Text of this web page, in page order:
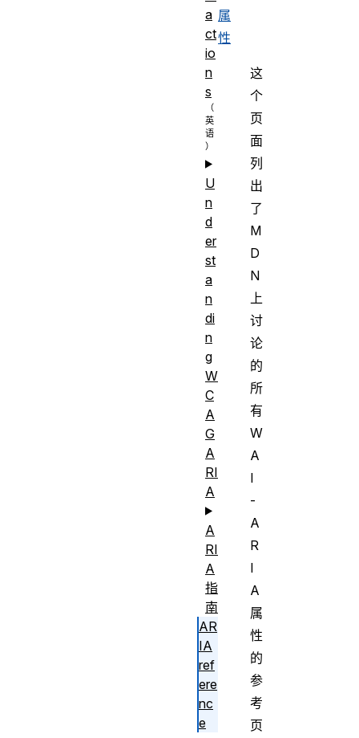
属
性
这
个
页
面
列
出
了
M
D
N
上
讨
论
的
所
有
W
A
I
-
A
R
I
A
属
性
的
参
考
页
a
ct
io
n
s
U
n
d
er
st
a
n
di
n
g
W
C
A
G
A
RI
A
A
RI
A
指
南
AR
IA
ref
ere
nc
e